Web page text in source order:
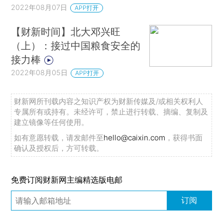
2022年08月07日 APP打开
【财新时间】北大邓兴旺
（上）：接过中国粮食安全的
接力棒
2022年08月05日 APP打开
财新网所刊载内容之知识产权为财新传媒及/或相关权利人
专属所有或持有。未经许可，禁止进行转载、摘编、复制及
建立镜像等任何使用。
如有意愿转载，请发邮件至hello@caixin.com ，获得书面
确认及授权后，方可转载。
免费订阅财新网主编精选版电邮
订阅